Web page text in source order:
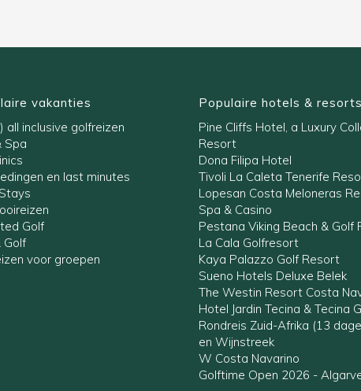
vakanties
all inclusive golfreizen
Spa
en last minutes
Golf
Golf
voor groepen
Populaire hotels & resorts
Pine Cliffs Hotel, a Luxury
Resort
Dona Filipa Hotel
Tivoli La Caleta Tenerife
Lopesan Costa Meloneras
Spa & Casino
Pestana Viking Beach & Golf
La Cala Golfresort
Kaya Palazzo Golf Resort
Sueno Hotels Deluxe Belek
The Westin Resort Costa
Hotel Jardin Tecina & Tecina
Rondreis Zuid-Afrika (13
en Wijnstreek
W Costa Navarino
Golftime Open 2026 -